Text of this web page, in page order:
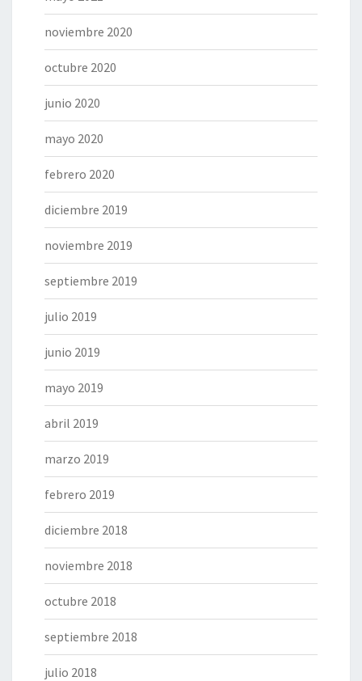
noviembre 2020
octubre 2020
junio 2020
mayo 2020
febrero 2020
diciembre 2019
noviembre 2019
septiembre 2019
julio 2019
junio 2019
mayo 2019
abril 2019
marzo 2019
febrero 2019
diciembre 2018
noviembre 2018
octubre 2018
septiembre 2018
julio 2018